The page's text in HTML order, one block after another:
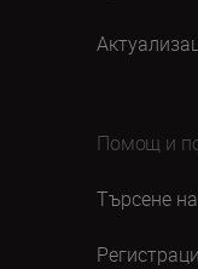
Помощ и
Търсене